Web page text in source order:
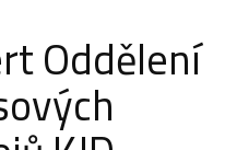
Oddělení